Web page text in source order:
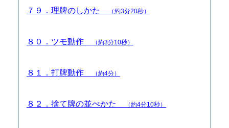
７９．理牌のしかた （約3分20秒）
８０．ツモ動作 （約3分10秒）
８１．打牌動作 （約4分）
８２．捨て牌の並べかた （約4分10秒）